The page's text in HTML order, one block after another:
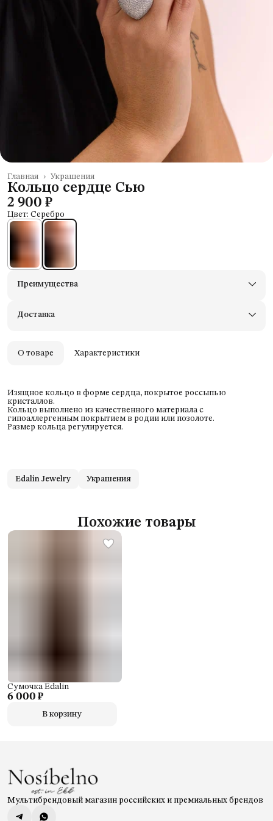
Украшения
Главная ›
Кольцо сердце Сью
2 900 ₽
Цвет: Серебро
Преимущества
Оплата — картой, СБП или наличными
Доставка
О товаре Характеристики
Изящное кольцо в форме сердца, покрытое россыпью
кристаллов.
Кольцо выполнено из качественного материала с
гипоаллергенным покрытием в родии или позолоте.
Размер кольца регулируется.
Edalin Jewelry Украшения
Похожие товары
6 000 ₽
Сумочка Edalin
В корзину
Мультибрендовый магазин российских и премиальных брендов